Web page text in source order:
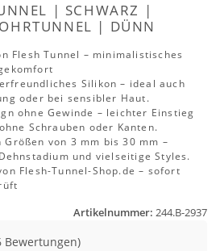
| SCHWARZ |
| DÜNN
Flesh Tunnel – minimalistisches
Silikon – ideal auch
oder bei sensibler Haut.
ohne Gewinde – leichter Einstieg
Schrauben oder Kanten.
Größen von 3 mm bis 30 mm –
und vielseitige Styles.
Flesh-Tunnel-Shop.de – sofort
Artikelnummer: 244.B-2937
Bewertungen)